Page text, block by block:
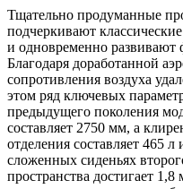
Тщательно продуманные
подчеркивают
и одновременно
Благодаря доработанной
сопротивления воздуха
этом ряд ключевых
предыдущего поколения
составляет 2750 мм, а
отделения составляет 465
сложенных сиденьях
пространства достигает